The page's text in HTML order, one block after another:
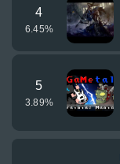
4
6.45%
5
3.89%